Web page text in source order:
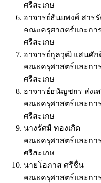
ศรีสะเกษ
อาจารย์ธันยพงศ์ สาร
คณะครุศาสตร์และก
ศรีสะเกษ
อาจารย์กุลวุฒิ แสนศัก
คณะครุศาสตร์และก
ศรีสะเกษ
อาจารย์ธนัญชกร ส่งเ
คณะครุศาสตร์และก
ศรีสะเกษ
นางรัศมี ทองเกิด
คณะครุศาสตร์และก
ศรีสะเกษ
นายโอภาส ศรีชื่น
คณะครุศาสตร์และก